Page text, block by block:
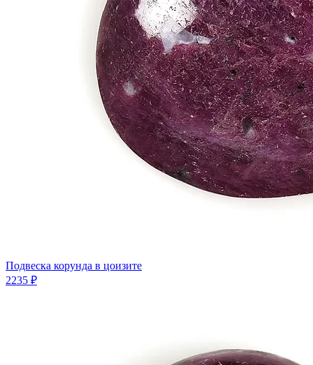
Подвеска корунда в цоизите
2235 ₽